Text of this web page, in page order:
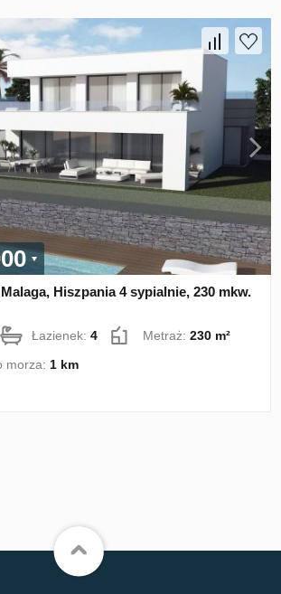
Hiszpania 4 sypialnie, 230 mkw.
Łazienek:4 Metraż:230 m²
morza: 1 km